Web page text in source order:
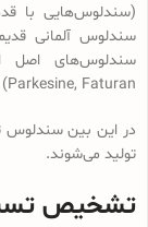
سندلوس آلمانی
Parkesine, Faturan) تهیه می‌شوند.
در این بین سندلوس
تولید می‌شوند.
تشخیص